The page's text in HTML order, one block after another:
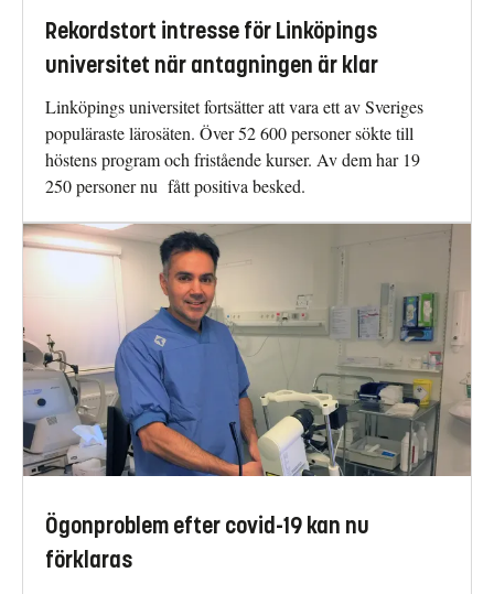
Rekordstort intresse för Linköpings
universitet när antagningen är klar
Linköpings universitet fortsätter att vara ett av Sveriges
populäraste lärosäten. Över 52 600 personer sökte till
höstens program och fristående kurser. Av dem har 19
250 personer nu fått positiva besked.
Ögonproblem efter covid-19 kan nu
förklaras